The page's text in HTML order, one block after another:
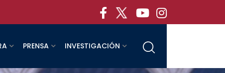
PRENSA INVESTIGACIÓN